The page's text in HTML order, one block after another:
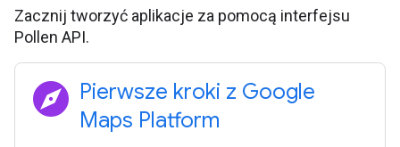
Zacznij tworzyć aplikacje za pomocą interfejsu
Pollen API.
explore Pierwsze kroki z Google
Maps Platform